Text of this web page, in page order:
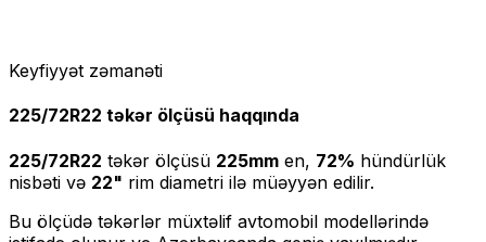
Keyfiyyət zəmanəti
225/72R22 təkər ölçüsü haqqında
225/72R22 təkər ölçüsü 225mm en, 72% hündürlük
nisbəti və 22" rim diametri ilə müəyyən edilir.
Bu ölçüdə təkərlər müxtəlif avtomobil modellərində